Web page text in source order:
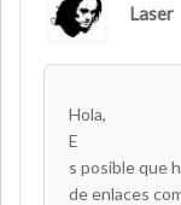
Laser
Hola,
E
s posible que
de enlaces